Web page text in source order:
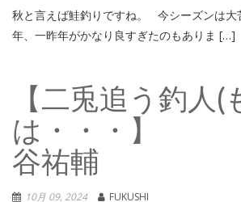
秋と言えば鮭釣りですね。 今シーズンは大
年、一昨年がかなり良すぎたのもありま […]
【二兎追う釣人(
は・・・】
谷祐輔
10月 09, 2024
FUKUSHI